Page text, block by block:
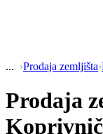
›Prodaja zemljišta›
Prodaja